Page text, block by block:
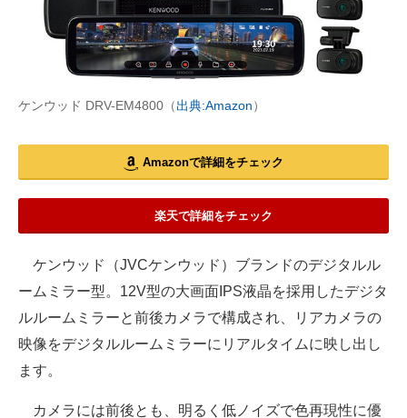
ケンウッド DRV-EM4800（出典:Amazon）
Amazonで詳細をチェック
楽天で詳細をチェック
ケンウッド（JVCケンウッド）ブランドのデジタルル
ームミラー型。12V型の大画面IPS液晶を採用したデジタ
ルルームミラーと前後カメラで構成され、リアカメラの
映像をデジタルルームミラーにリアルタイムに映し出し
ます。
カメラには前後とも、明るく低ノイズで色再現性に優